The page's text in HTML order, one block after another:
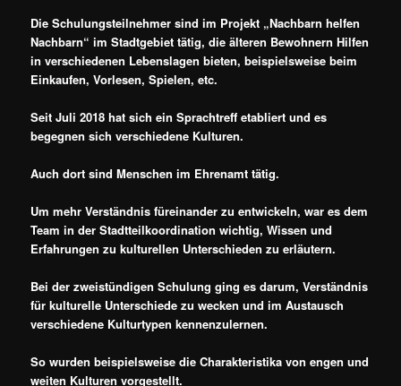
Die Schulungsteilnehmer sind im Projekt „Nachbarn helfen
Nachbarn“ im Stadtgebiet tätig, die älteren Bewohnern Hilfen
in verschiedenen Lebenslagen bieten, beispielsweise beim
Einkaufen, Vorlesen, Spielen, etc.
Seit Juli 2018 hat sich ein Sprachtreff etabliert und es
begegnen sich verschiedene Kulturen.
Auch dort sind Menschen im Ehrenamt tätig.
Um mehr Verständnis füreinander zu entwickeln, war es dem
Team in der Stadtteilkoordination wichtig, Wissen und
Erfahrungen zu kulturellen Unterschieden zu erläutern.
Bei der zweistündigen Schulung ging es darum, Verständnis
für kulturelle Unterschiede zu wecken und im Austausch
verschiedene Kulturtypen kennenzulernen.
So wurden beispielsweise die Charakteristika von engen und
weiten Kulturen vorgestellt.